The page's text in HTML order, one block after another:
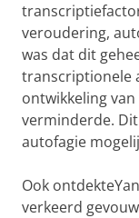
veroudering,
was dat dit
transcriptionele
ontwikkeling
verminderde.
autofagie
Ook
verkeerd